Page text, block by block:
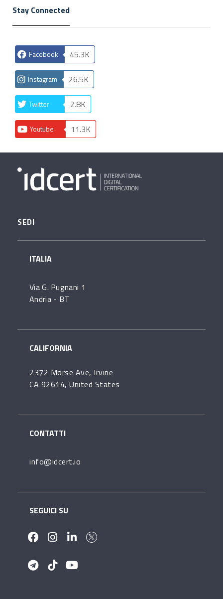
Stay Connected
Facebook 45.3K
Instagram 26.5K
Twitter 2.8K
Youtube 11.3K
SEDI
ITALIA
Via G. Pugnani 1
Andria - BT
CALIFORNIA
2372 Morse Ave, Irvine
CA 92614, United States
CONTATTI
info@idcert.io
SEGUICI SU